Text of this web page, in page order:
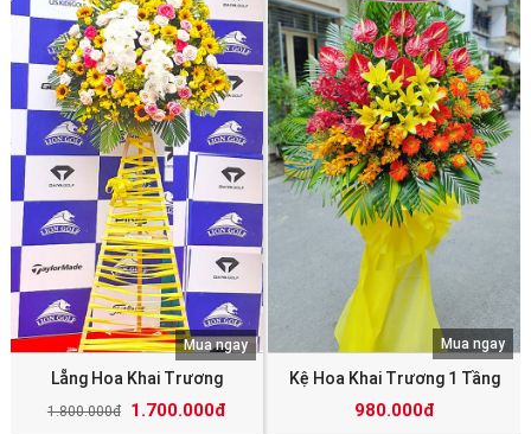
Lẵng Hoa Khai Trương
1.800.000đ 1.700.000đ
Mua ngay
Kệ Hoa Khai Trương 1 Tầng
980.000đ
Mua ngay